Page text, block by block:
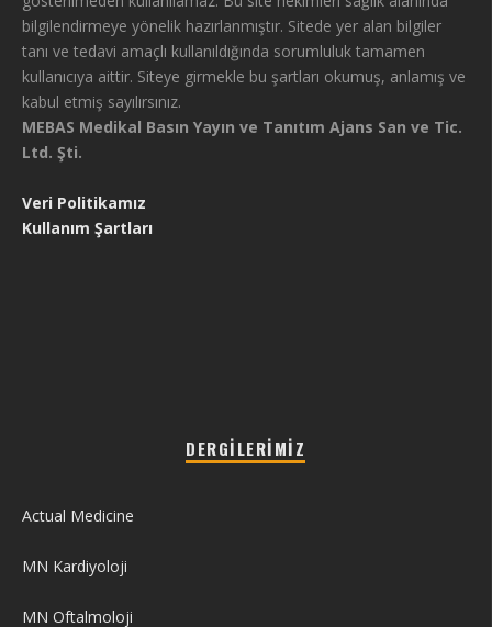
bilgilendirmeye yönelik hazırlanmıştır. Sitede yer alan bilgiler
tanı ve tedavi amaçlı kullanıldığında sorumluluk tamamen
kullanıcıya aittir. Siteye girmekle bu şartları okumuş, anlamış ve
kabul etmiş sayılırsınız.
MEBAS Medikal Basın Yayın ve Tanıtım Ajans San ve Tic.
Ltd. Şti.
Veri Politikamız
Kullanım Şartları
DERGILERIMIZ
Actual Medicine
MN Kardiyoloji
MN Oftalmoloji